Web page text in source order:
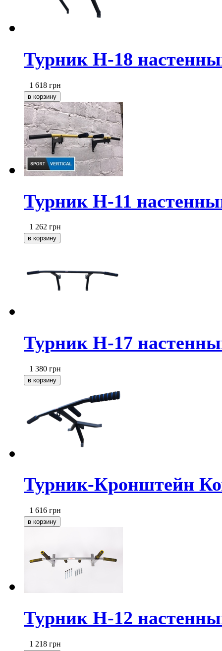
Турник Н-18
1 618 грн
Турник Н-11
1 262 грн
Турник Н-17
1 380 грн
Турник-Кронштейн
1 616 грн
Турник Н-12
1 218 грн